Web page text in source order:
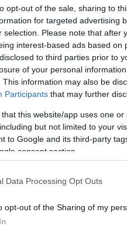
opt-out of the sale, sharing to
for targeted advertising
selection. Please note that after
interest-based ads based
to third parties prior to
of your personal
This information may also be
Participants that may further
that this website/app uses one
but not limited to your
to Google and its third-party
consent section.
Data Processing Opt Outs
opt-out of the Sharing of my